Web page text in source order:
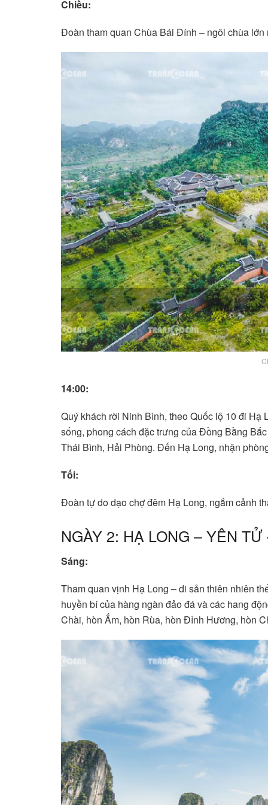
Chiều:
Đoàn tham quan Chùa Bái Đính – ngôi chùa
14:00:
Quý khách rời Ninh Bình, theo Quốc lộ 10 đi
sống, phong cách đặc trưng của Đồng Bằng
Thái Bình, Hải Phòng. Đến Hạ Long, nhận
Tối:
Đoàn tự do dạo chợ đêm Hạ Long, ngắm cảnh
NGÀY 2: HẠ LONG – YÊN
Sáng:
Tham quan vịnh Hạ Long – di sản thiên nhiên
huyền bí của hàng ngàn đảo đá và các hang
Chài, hòn Ấm, hòn Rùa, hòn Đỉnh Hương, hòn